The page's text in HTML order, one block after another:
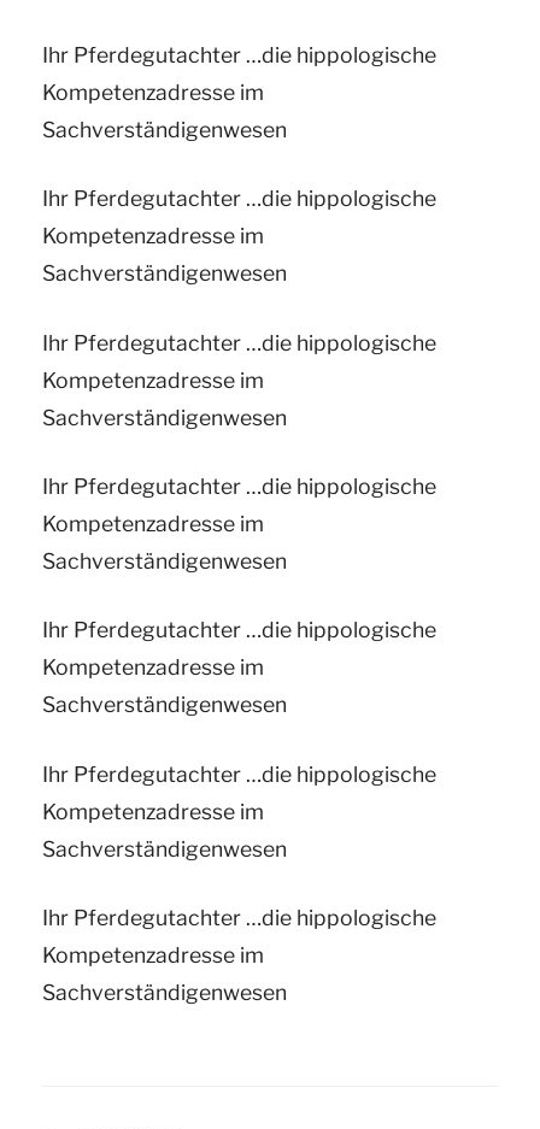
Ihr Pferdegutachter …die hippologische
Kompetenzadresse im
Sachverständigenwesen
Ihr Pferdegutachter …die hippologische
Kompetenzadresse im
Sachverständigenwesen
Ihr Pferdegutachter …die hippologische
Kompetenzadresse im
Sachverständigenwesen
Ihr Pferdegutachter …die hippologische
Kompetenzadresse im
Sachverständigenwesen
Ihr Pferdegutachter …die hippologische
Kompetenzadresse im
Sachverständigenwesen
Ihr Pferdegutachter …die hippologische
Kompetenzadresse im
Sachverständigenwesen
Ihr Pferdegutachter …die hippologische
Kompetenzadresse im
Sachverständigenwesen